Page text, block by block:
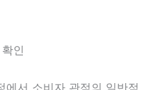
인
에서 소비자 관점의 일반적